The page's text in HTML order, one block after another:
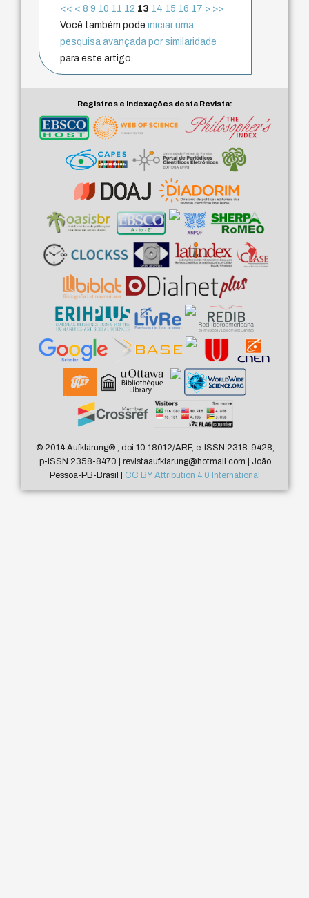
<< < 8 9 10 11 12 13 14 15 16 17 > >>
Você também podeiniciar uma
pesquisa avançada por similaridade
para este artigo.
Registros e Indexações desta Revista:
© 2014 Aufklärung®, doi:10.18012/ARF, e-ISSN 2318-9428,
p-ISSN 2358-8470 | revistaaufklarung@hotmail.com | João
Pessoa-PB-Brasil | CC BY Attribution 4.0 International